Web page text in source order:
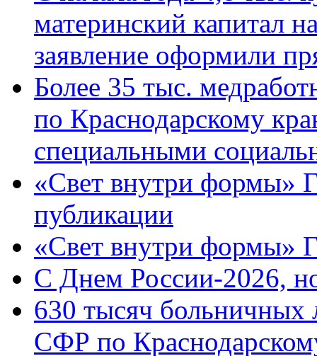
материнский капитал
заявление оформили
Более 35 тыс.
по Краснодарскому
специальными
«Свет внутри формы»
публикации
«Свет внутри формы»
C Днем России-2026,
630 тысяч больничных
СФР по